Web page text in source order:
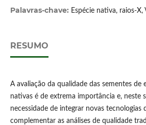
Palavras-chave: Espécie nativa, raios-X,
RESUMO
A avaliação da qualidade das sementes de
nativas é de extrema importância e, neste
necessidade de integrar novas tecnologias
complementar as análises de qualidade